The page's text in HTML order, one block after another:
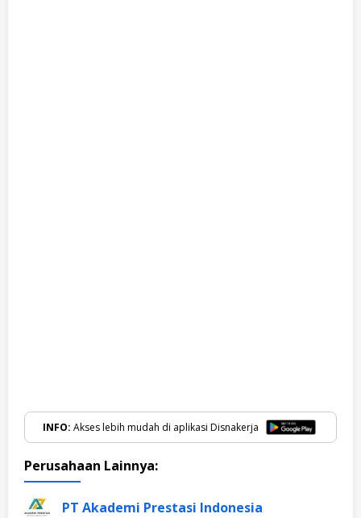
INFO: Akses lebih mudah di aplikasi Disnakerja
Perusahaan Lainnya:
PT Akademi Prestasi Indonesia